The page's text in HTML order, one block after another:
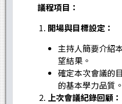
議程項目：
開場與目標設定：
主持人簡要介紹
望結果。
確定本次會議的
的基本學力品質。
上次會議紀錄回顧：